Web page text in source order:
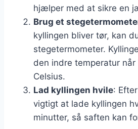
hjælper med at sikre en
Brug et
kyllingen bliver tør, kan
stegetermometer.
den indre temperatur når
Celsius.
Lad kyllingen hvile:
vigtigt at lade kyllingen
minutter, så saften kan